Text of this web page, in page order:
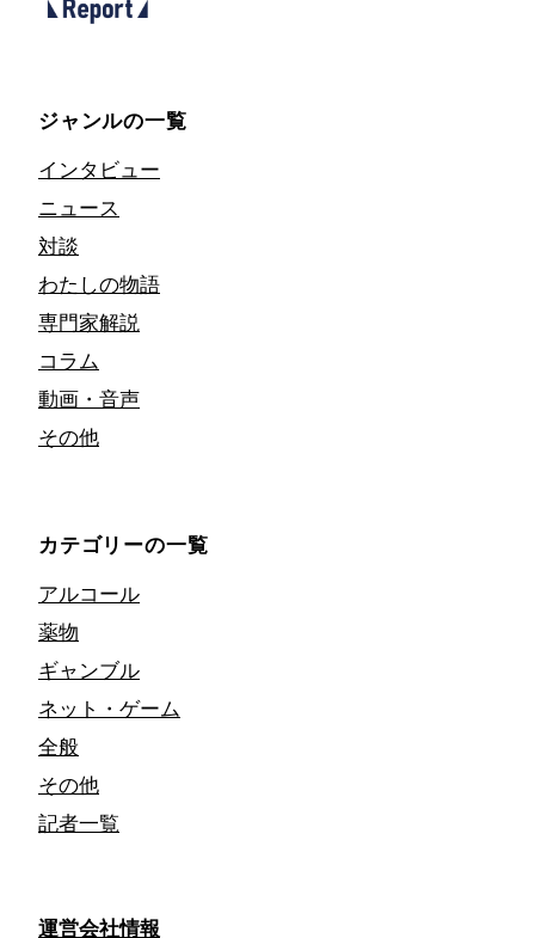
ジャンルの一覧
インタビュー
ニュース
対談
わたしの物語
専門家解説
コラム
動画・音声
その他
カテゴリーの一覧
アルコール
薬物
ギャンブル
ネット・ゲーム
全般
その他
記者一覧
運営会社情報